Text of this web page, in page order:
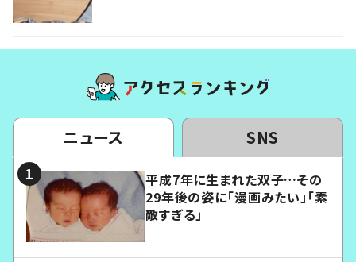
ニュース SNS
平成7年に生まれた双子…その
29年後の姿に「漫画みたい」「素
敵すぎる」